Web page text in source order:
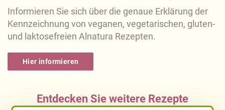
Informieren Sie sich über die genaue Erklärung der
Kennzeichnung von veganen, vegetarischen, gluten-
und laktosefreien Alnatura Rezepten.
Hier informieren
Entdecken Sie weitere Rezepte